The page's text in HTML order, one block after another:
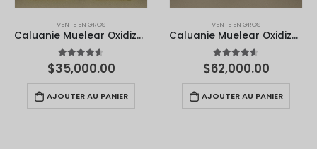
VENTE EN GROS
Caluanie Muelear Oxidize - 50 Litres
4.50sur 5
$35,000.00
AJOUTER AU PANIER
VENTE EN GROS
Caluanie Muelear Oxidize - 100 Litres
4.50sur 5
$62,000.00
AJOUTER AU PANIER